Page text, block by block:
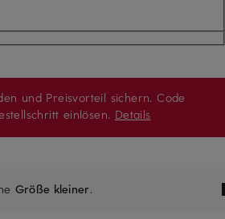
und Preisvorteil sichern. Code
einlösen. Details
Größe kleiner.